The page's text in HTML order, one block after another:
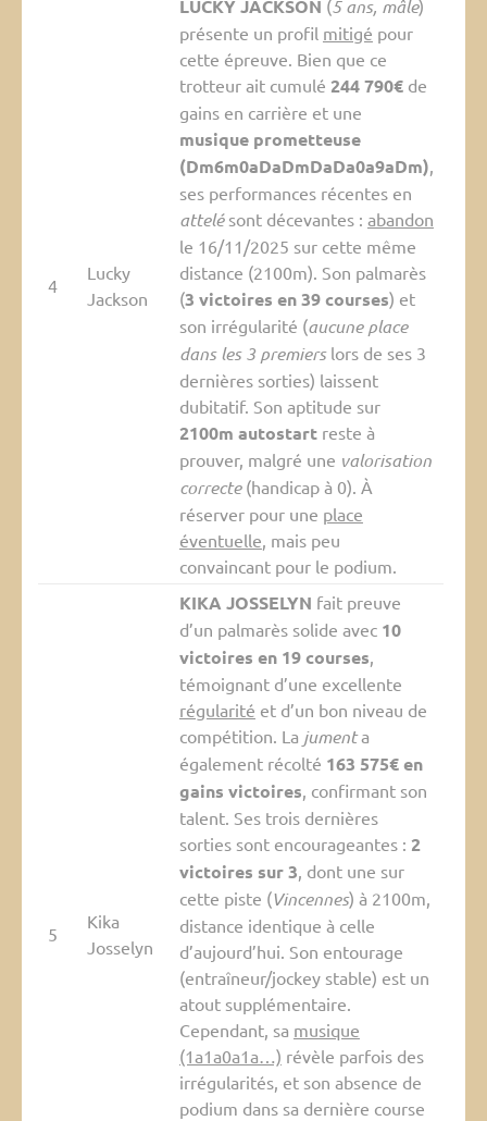
4
Lucky
Jackson
LUCKY JACKSON (5 ans, mâle)
présente un profil mitigé pour
cette épreuve. Bien que ce
trotteur ait cumulé 244 790€de
gains en carrière et une
musique prometteuse
(Dm6m0aDaDmDaDa0a9aDm),
ses performances récentes en
attelésont décevantes : abandon
le 16/11/2025 sur cette même
distance (2100m). Son palmarès
(3 victoires en 39 courses) et
son irrégularité (aucune place
dans les 3 premierslors de ses 3
dernières sorties) laissent
dubitatif. Son aptitude sur
2100m autostartreste à
prouver, malgré une valorisation
correcte(handicap à 0). À
réserver pour une place
éventuelle, mais peu
convaincant pour le podium.
5
Kika
Josselyn
KIKA JOSSELYN fait preuve
d’un palmarès solide avec 10
victoires en 19 courses,
témoignant d’une excellente
régularité et d’un bon niveau de
compétition. La jumenta
également récolté 163 575€ en
gains victoires, confirmant son
talent. Ses trois dernières
sorties sont encourageantes : 2
victoires sur 3, dont une sur
cette piste (Vincennes) à 2100m,
distance identique à celle
d’aujourd’hui. Son entourage
(entraîneur/jockey stable) est un
atout supplémentaire.
Cependant, sa musique
(1a1a0a1a…) révèle parfois des
irrégularités, et son absence de
podium dans sa dernière course